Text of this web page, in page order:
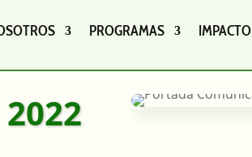
PROGRAMAS IMPACTO